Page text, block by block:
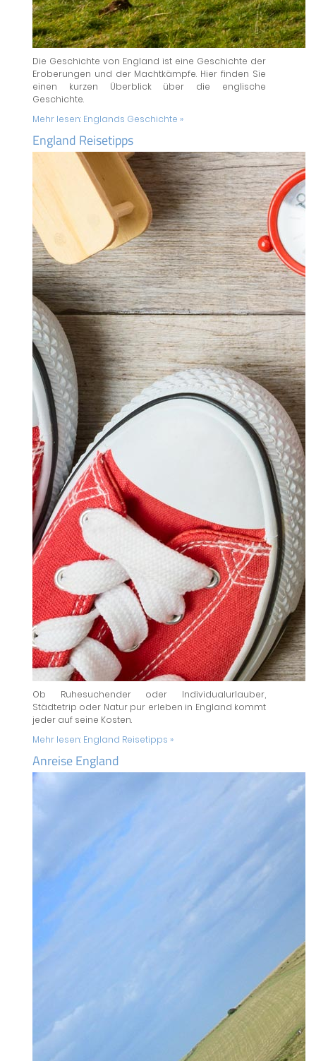
Die Geschichte von England ist eine Geschichte der
Eroberungen und der Machtkämpfe. Hier finden Sie
einen kurzen Überblick über die englische
Geschichte.
Mehr lesen: Englands Geschichte »
England Reisetipps
Ob Ruhesuchender oder Individualurlauber,
Städtetrip oder Natur pur erleben in England kommt
jeder auf seine Kosten.
Mehr lesen: England Reisetipps »
Anreise England